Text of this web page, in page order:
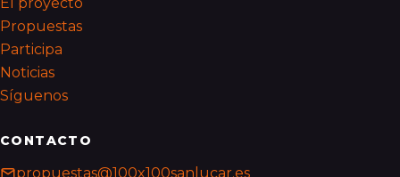
Propuestas
Participa
Noticias
Síguenos
CONTACTO
propuestas@100x100sanlucar.es